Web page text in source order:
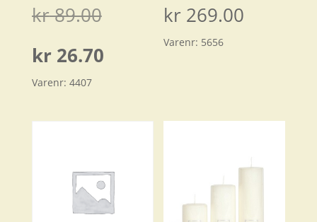
kr89.00Opprinnelig
pris
kr 89.00.
kr26.70Nåværende
er:
Varenr: 4407
kr 269.00
Varenr: 5656